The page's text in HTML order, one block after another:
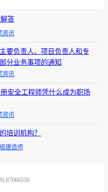
答
资讯
要负责人、项目负责人和专
分业务事项的通知
资讯
安全工程师凭什么成为职场
资讯
培训机构？
建造师
87066550